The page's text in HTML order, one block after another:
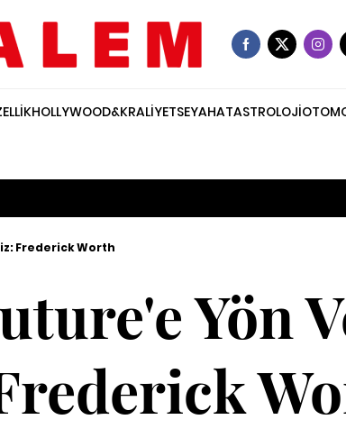
HOLLYWOOD&KRALİYETSEYAHATASTROLOJİ
Frederick Worth
Yön